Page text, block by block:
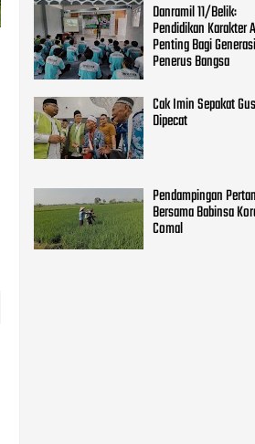
Danramil 11/Belik:
Pendidikan Karakter
Penting Bagi Generasi
Penerus Bangsa
Cak Imin Sepakat
Dipecat
Pendampingan
Bersama Babinsa
Comal